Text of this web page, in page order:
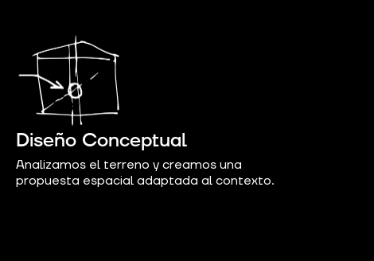
Diseño Conceptual
Analizamos el terreno y creamos una
propuesta espacial adaptada al contexto.